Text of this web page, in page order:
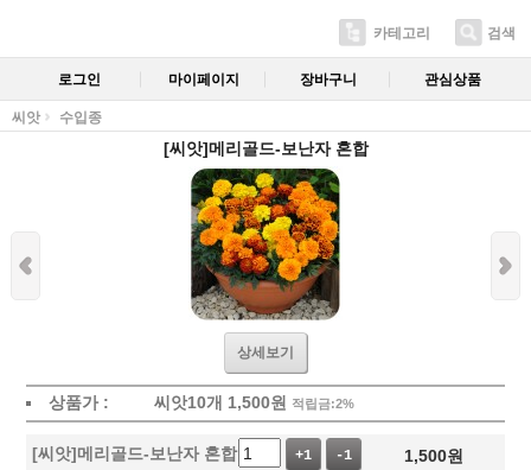
카테고리 검색
로그인 마이페이지 장바구니 관심상품
씨앗 수입종
[씨앗]메리골드-보난자 혼합
상세보기
상품가 : 씨앗10개 1,500원 적립금:2%
[씨앗]메리골드-보난자 혼합 +1 -1 1,500원